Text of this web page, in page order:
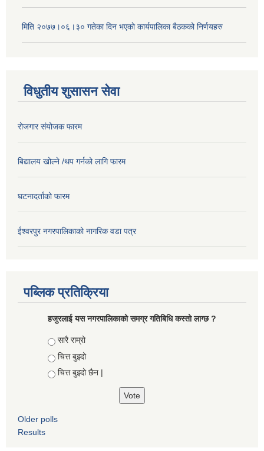
मिति २०७७।०६।३० गतेका दिन भएकाे कार्यपालिका बैठकको निर्णयहरु
विधुतीय शुसासन सेवा
रोजगार संयोजक फारम
बिद्यालय खोल्ने /थप गर्नको लागि फारम
घटनादर्ताको फारम
ईश्वरपुर नगरपालिकाको नागरिक वडा पत्र
पब्लिक प्रतिक्रिया
हजुरलाई यस नगरपालिकाको समग्र गतिबिधि कस्तो लाग्छ ?
Choices
सारै राम्रो
चित्त बुझ्दो
चित्त बुझ्दो छैन |
Older polls
Results